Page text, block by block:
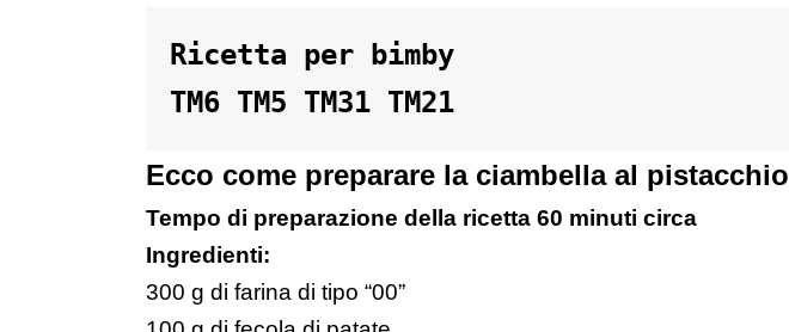
Ricetta per bimby
TM6 TM5 TM31 TM21
Ecco come preparare la ciambella al pistacchio
Tempo di preparazione della ricetta 60 minuti circa
Ingredienti:
300 g di farina di tipo “00”